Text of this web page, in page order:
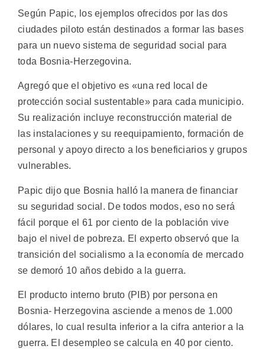
Según Papic, los ejemplos ofrecidos por las dos
ciudades piloto están destinados a formar las bases
para un nuevo sistema de seguridad social para
toda Bosnia-Herzegovina.
Agregó que el objetivo es «una red local de
protección social sustentable» para cada municipio.
Su realización incluye reconstrucción material de
las instalaciones y su reequipamiento, formación de
personal y apoyo directo a los beneficiarios y grupos
vulnerables.
Papic dijo que Bosnia halló la manera de financiar
su seguridad social. De todos modos, eso no será
fácil porque el 61 por ciento de la población vive
bajo el nivel de pobreza. El experto observó que la
transición del socialismo a la economía de mercado
se demoró 10 años debido a la guerra.
El producto interno bruto (PIB) por persona en
Bosnia- Herzegovina asciende a menos de 1.000
dólares, lo cual resulta inferior a la cifra anterior a la
guerra. El desempleo se calcula en 40 por ciento.